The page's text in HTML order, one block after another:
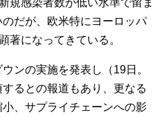
規感染者数が低い水準で留ま
だが、欧米特にヨーロッパ
著になってきている。
ンの実施を発表し（19日。
るとの報道もあり、更なる
、サプライチェーンへの影